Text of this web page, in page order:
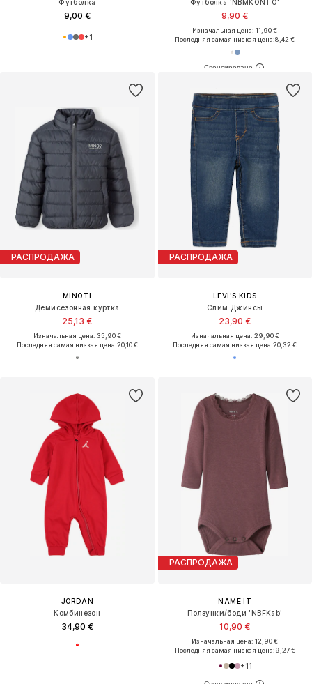
Футболка
9,00 €
+1
Футболка 'NBMKONTO'
9,90 €
Изначальная цена: 11,90 €
Последняя самая низкая цена:8,42 €
РАСПРОДАЖА
MINOTI
Демисезонная куртка
25,13 €
Изначальная цена: 35,90 €
Последняя самая низкая цена:20,10 €
РАСПРОДАЖА
LEVI'S KIDS
Слим Джинсы
23,90 €
Изначальная цена: 29,90 €
Последняя самая низкая цена:20,32 €
JORDAN
Комбинезон
34,90 €
РАСПРОДАЖА
NAME IT
Ползунки/боди 'NBFKab'
10,90 €
Изначальная цена: 12,90 €
Последняя самая низкая цена:9,27 €
+11